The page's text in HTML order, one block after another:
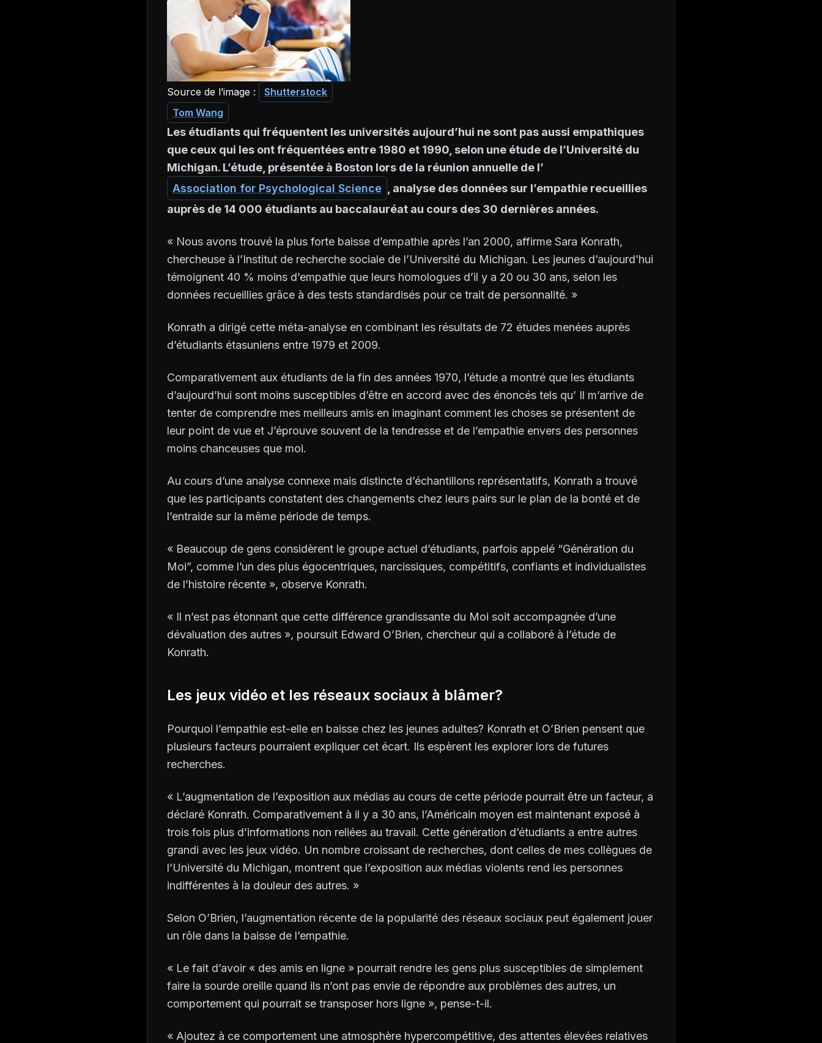
Source de l’image :
Shutterstock
Tom Wang
Les étudiants qui fréquentent les universités aujourd’hui ne sont pas aussi empathiques
que ceux qui les ont fréquentées entre 1980 et 1990, selon une étude de l’Université du
Michigan. L’étude, présentée à Boston lors de la réunion annuelle de l’
Association for Psychological Science
, analyse des données sur l’empathie recueillies
auprès de 14 000 étudiants au baccalauréat au cours des 30 dernières années.
« Nous avons trouvé la plus forte baisse d’empathie après l’an 2000, affirme Sara Konrath,
chercheuse à l’Institut de recherche sociale de l’Université du Michigan. Les jeunes d’aujourd’hui
témoignent 40 % moins d’empathie que leurs homologues d’il y a 20 ou 30 ans, selon les
données recueillies grâce à des tests standardisés pour ce trait de personnalité. »
Konrath a dirigé cette méta-analyse en combinant les résultats de 72 études menées auprès
d’étudiants étasuniens entre 1979 et 2009.
Comparativement aux étudiants de la fin des années 1970, l’étude a montré que les étudiants
d’aujourd’hui sont moins susceptibles d’être en accord avec des énoncés tels qu’ Il m’arrive de
tenter de comprendre mes meilleurs amis en imaginant comment les choses se présentent de
leur point de vue et J’éprouve souvent de la tendresse et de l’empathie envers des personnes
moins chanceuses que moi.
Au cours d’une analyse connexe mais distincte d’échantillons représentatifs, Konrath a trouvé
que les participants constatent des changements chez leurs pairs sur le plan de la bonté et de
l’entraide sur la même période de temps.
« Beaucoup de gens considèrent le groupe actuel d’étudiants, parfois appelé “Génération du
Moi”, comme l’un des plus égocentriques, narcissiques, compétitifs, confiants et individualistes
de l’histoire récente », observe Konrath.
« Il n’est pas étonnant que cette différence grandissante du Moi soit accompagnée d’une
dévaluation des autres », poursuit Edward O’Brien, chercheur qui a collaboré à l’étude de
Konrath.
Les jeux vidéo et les réseaux sociaux à blâmer?
Pourquoi l’empathie est-elle en baisse chez les jeunes adultes? Konrath et O’Brien pensent que
plusieurs facteurs pourraient expliquer cet écart. Ils espèrent les explorer lors de futures
recherches.
« L’augmentation de l’exposition aux médias au cours de cette période pourrait être un facteur, a
déclaré Konrath. Comparativement à il y a 30 ans, l’Américain moyen est maintenant exposé à
trois fois plus d’informations non reliées au travail. Cette génération d’étudiants a entre autres
grandi avec les jeux vidéo. Un nombre croissant de recherches, dont celles de mes collègues de
l’Université du Michigan, montrent que l’exposition aux médias violents rend les personnes
indifférentes à la douleur des autres. »
Selon O’Brien, l’augmentation récente de la popularité des réseaux sociaux peut également jouer
un rôle dans la baisse de l’empathie.
« Le fait d’avoir « des amis en ligne » pourrait rendre les gens plus susceptibles de simplement
faire la sourde oreille quand ils n’ont pas envie de répondre aux problèmes des autres, un
comportement qui pourrait se transposer hors ligne », pense-t-il.
« Ajoutez à ce comportement une atmosphère hypercompétitive, des attentes élevées relatives